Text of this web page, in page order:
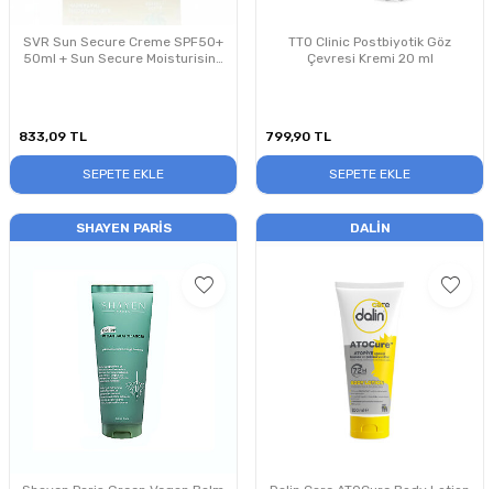
SVR Sun Secure Creme SPF50+
50ml + Sun Secure Moisturising
833,09 TL
SEPETE EKLE
TTO Clinic Postbiyotik Göz
Çevresi Kremi 20 ml
799,90 TL
SEPETE EKLE
SHAYEN PARIS DALIN